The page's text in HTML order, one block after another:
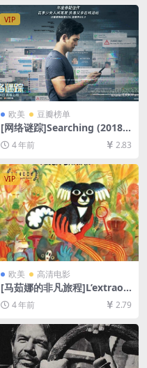
VIP
欧美 豆瓣榜单
[网络谜踪]Searching (2018)
[百度网盘+迅雷云盘资源1080
P超清未删减][MP4/6GB][中
英字幕]
4 年前 2.83
VIP
欧美 高清电影
[马茹娜的非凡旅程]L’extraor
dinaire voyage de Marona
(2019)[百度网盘+迅雷云盘资
源1080P超清未删减][MP4/6
GB][中文字幕]
4 年前 2.79